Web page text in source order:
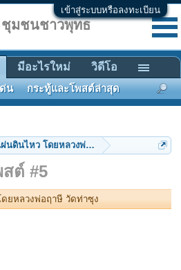
เข้าสู่ระบบหรือลงทะเบียน
นดินไหว โดยหลวงพ่อฤาษี วัดท่าซุง
ต์ #5
ยหลวงพ่อฤาษี วัดท่าซุง
ชุมชนชาวพุทธ
ด่น กระทู้และโพสต์ล่าสุด
มีอะไรใหม่ วิดีโอ